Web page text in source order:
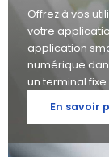
Offrez à vos
votre
application
numérique
un terminal
En savoir